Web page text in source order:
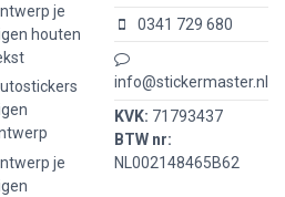
je
houten
je
0341 729 680
info@stickermaster.nl
KVK: 71793437
BTW nr:
NL002148465B62